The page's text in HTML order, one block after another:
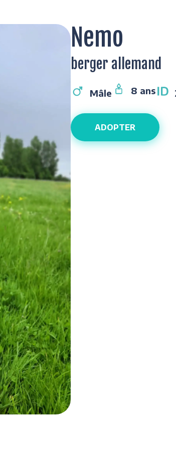
Nemo
berger allemand
Mâle 8 ans
ADOPTER